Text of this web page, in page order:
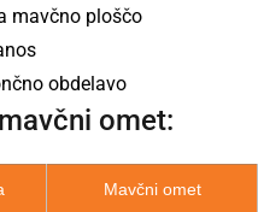
mavčno ploščo
obdelavo
omet:
Mavčni omet